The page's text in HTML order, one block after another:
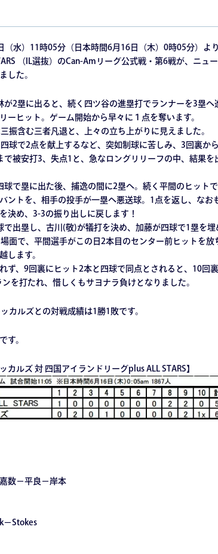
水）11時05分（日本時間6月16日（木）0時05分）よ
（IL選抜）のCan-Amリーグ公式戦・第6戦が、ニュ
した。
2塁に出ると、続く四ツ谷の進塁打でランナーを3塁へ
ーヒット。ゲーム開始から早々に１点を奪います。
振含む三者凡退と、上々の立ち上がりに見えました。
球で2点を献上するなど、突如制球に苦しみ、3回裏か
で被安打3、失点1と、急なロングリリーフの中、結果を
で塁に出た後、捕逸の間に2塁へ。続く平間のヒット
ントを、相手の投手が一塁へ悪送球。1点を返し、なお
決め、3-3の振り出しに戻します！
で出塁し、古川(敬)が犠打を決め、加藤が四球で1塁を埋
面で、平間選手がこの日2本目のセンター前ヒットを放
します。
ず、9回裏にヒット2本と四球で同点とされると、10回
を打たれ、惜しくもサヨナラ負けとなりました。
カルズとの対戦成績は1勝1敗です。
す。
カルズ 対 四国アイランドリーグplus ALL STARS】
数－平良－岸本
－Stokes